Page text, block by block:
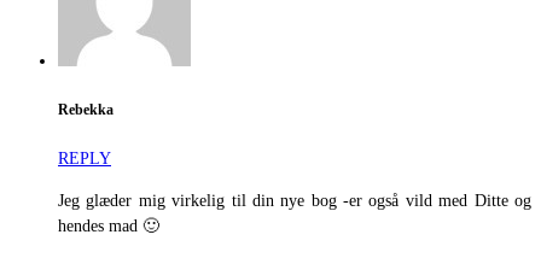
Rebekka
REPLY
Jeg glæder mig virkelig til din nye bog -er også vild med Ditte og
hendes mad 🙂